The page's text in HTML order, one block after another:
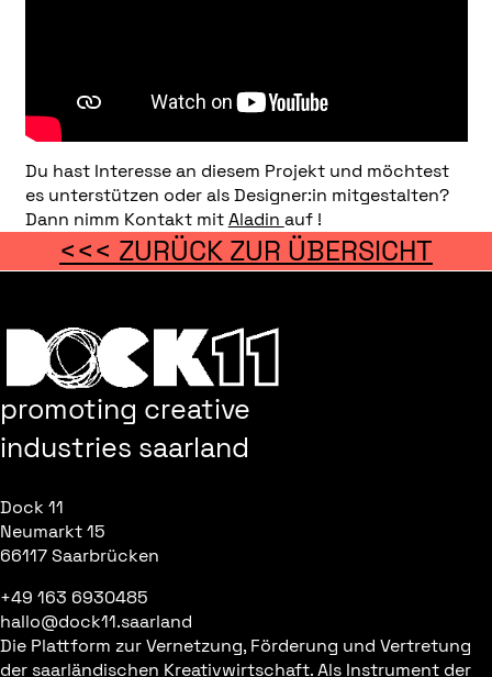
Du hast Interesse an diesem Projekt und möchtest
es unterstützen oder als Designer:in mitgestalten?
Dann nimm Kontakt mitAladin auf !
<<< ZURÜCK ZUR ÜBERSICHT
promoting creative
industries saarland
Dock 11
Neumarkt 15
66117 Saarbrücken
+49 163 6930485
hallo@dock11.saarland
Die Plattform zur Vernetzung, Förderung und Vertretung
der saarländischen Kreativwirtschaft. Als Instrument der